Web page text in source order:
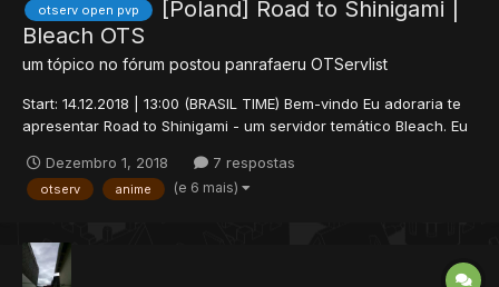
otserv open pvp
[Poland] Road to Shinigami |
Bleach OTS
um tópico no fórum postou panrafaeru OTServlist
Start: 14.12.2018 | 13:00 (BRASIL TIME) Bem-vindo Eu adoraria te
apresentar Road to Shinigami - um servidor temático Bleach. Eu
mudanças durante esse período. A última edição durou 3 meses
e mais de 1000 jogadores passaram por ela....
Dezembro 1, 2018 7 respostas
otserv anime (e 6 mais)